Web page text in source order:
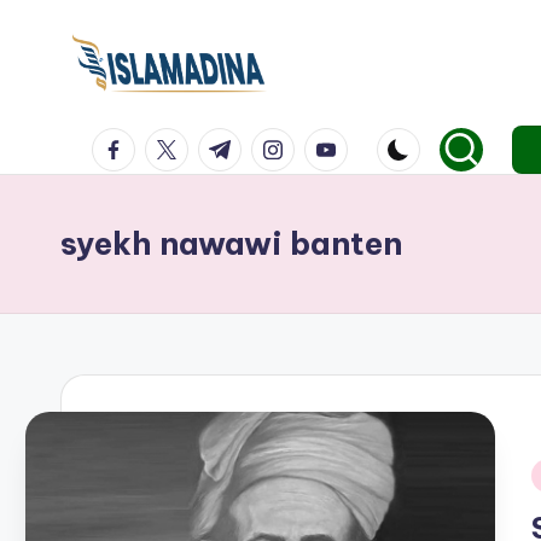
facebook.com
twitter.com
t.me instagram.com
youtube.com
syekh nawawi banten